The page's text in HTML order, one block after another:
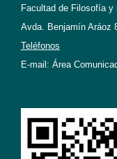
Facultad de Filosofía y
Avda. Benjamín Aráoz
Teléfonos
E-mail: Área